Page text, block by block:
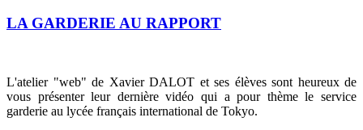
LA GARDERIE AU RAPPORT
L'atelier "web" de Xavier DALOT et ses élèves sont heureux de
vous présenter leur dernière vidéo qui a pour thème le service
garderie au lycée français international de Tokyo.